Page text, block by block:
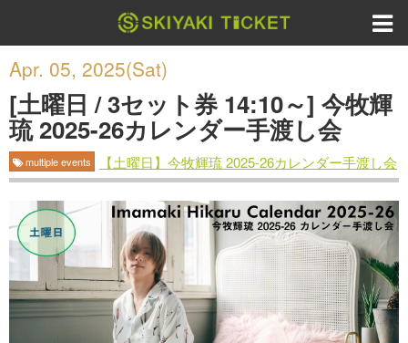
Apr. 05, 2025(Sat)
[土曜日 / 3セット券 14:10～] 今牧輝
琉 2025-26カレンダー手渡し会
multiple events 【土曜日】今牧輝琉 2025-26カレンダー手渡し会